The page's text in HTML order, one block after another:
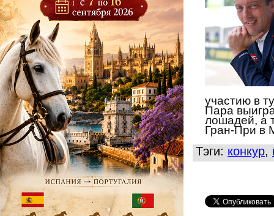
участию в
Пара
лошадей, а
Гран-При в
Тэги: конкур,